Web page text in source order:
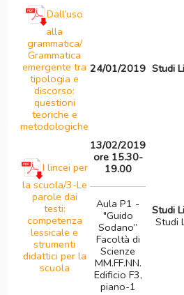
Dall’uso
alla
grammatica/
Grammatica
emergente tra
tipologia e
discorso:
questioni
teoriche e
metodologiche
24/01/2019 Studi
I lincei per
la scuola/3-Le
parole dai
testi:
competenza
lessicale e
strumenti
didattici per la
scuola
13/02/2019
ore 15.30-
19.00
Aula P1 -
"Guido
Sodano”
Facoltà di
Scienze
MM.FF.NN.
Edificio F3,
piano-1
Studi
Studi